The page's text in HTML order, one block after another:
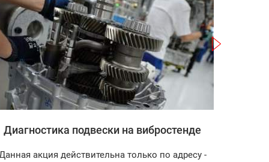
Записаться
Диагностика подвески на вибростенде
акция действительна только по адресу -